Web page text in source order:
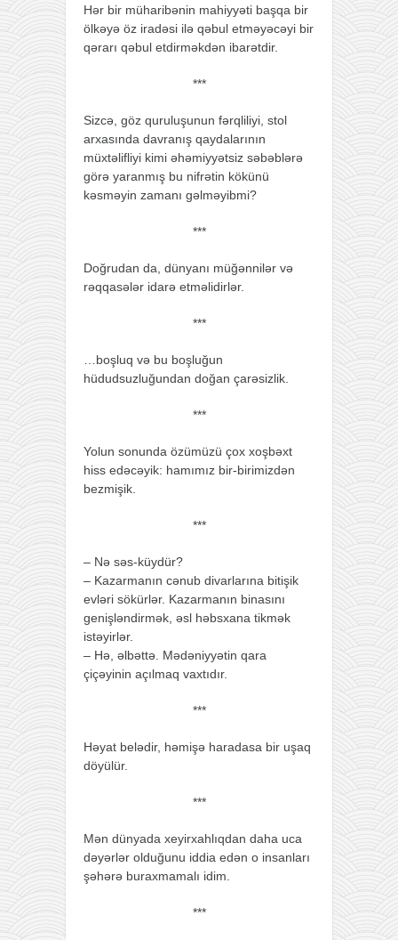
Hər bir müharibənin mahiyyəti başqa bir
ölkəyə öz iradəsi ilə qəbul etməyəcəyi bir
qərarı qəbul etdirməkdən ibarətdir.
***
Sizcə, göz quruluşunun fərqliliyi, stol
arxasında davranış qaydalarının
müxtəlifliyi kimi əhəmiyyətsiz səbəblərə
görə yaranmış bu nifrətin kökünü
kəsməyin zamanı gəlməyibmi?
***
Doğrudan da, dünyanı müğənnilər və
rəqqasələr idarə etməlidirlər.
***
…boşluq və bu boşluğun
hüdudsuzluğundan doğan çarəsizlik.
***
Yolun sonunda özümüzü çox xoşbəxt
hiss edəcəyik: hamımız bir-birimizdən
bezmişik.
***
– Nə səs-küydür?
– Kazarmanın cənub divarlarına bitişik
evləri sökürlər. Kazarmanın binasını
genişləndirmək, əsl həbsxana tikmək
istəyirlər.
– Hə, əlbəttə. Mədəniyyətin qara
çiçəyinin açılmaq vaxtıdır.
***
Həyat belədir, həmişə haradasa bir uşaq
döyülür.
***
Mən dünyada xeyirxahlıqdan daha uca
dəyərlər olduğunu iddia edən o insanları
şəhərə buraxmamalı idim.
***